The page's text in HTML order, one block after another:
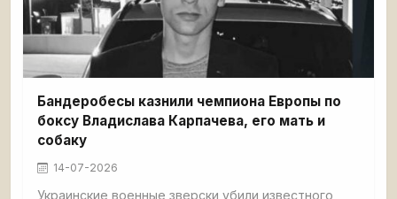
Бандеробесы казнили чемпиона Европы по
боксу Владислава Карпачева, его мать и
собаку
14-07-2026
Украинские военные зверски убили известного